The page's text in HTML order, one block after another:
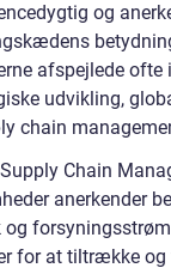
og
afspejlede ofte
udvikling,
chain
Chain
anerkender
for at tiltrække og